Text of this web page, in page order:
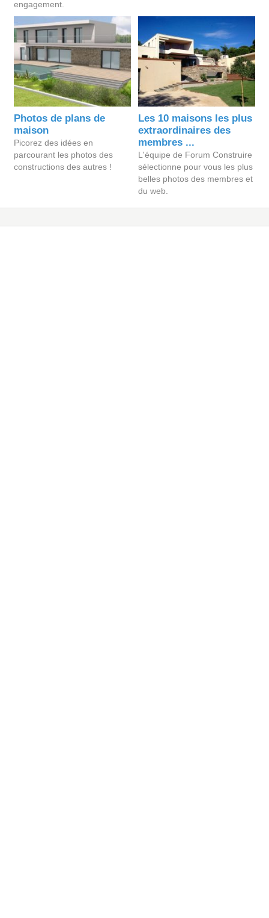
engagement.
Photos de plans de
maison
Picorez des idées en
parcourant les photos des
constructions des autres !
Les 10 maisons les plus
extraordinaires des
membres ...
L'équipe de Forum Construire
sélectionne pour vous les plus
belles photos des membres et
du web.